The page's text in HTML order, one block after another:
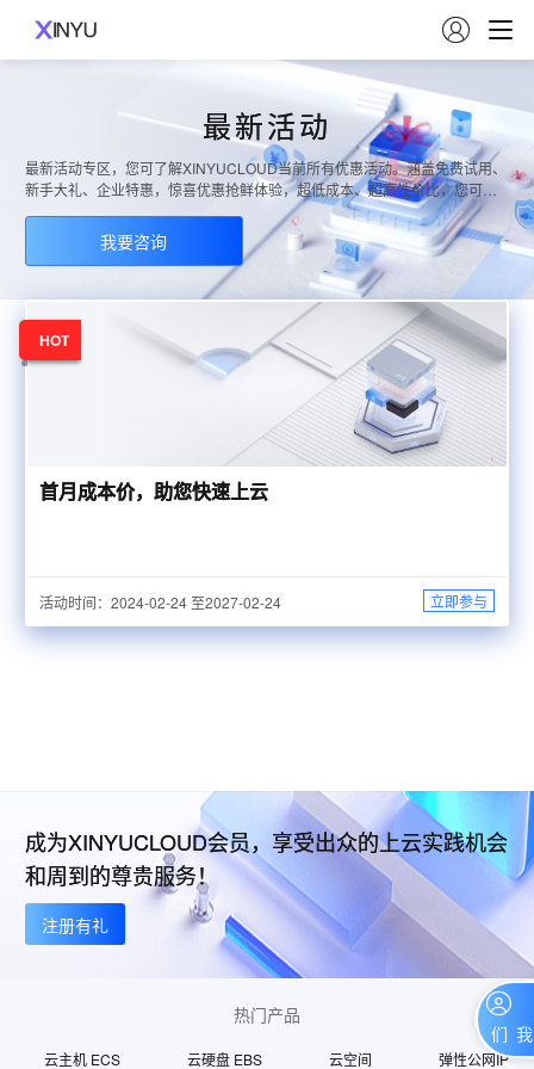

最新活动
最新活动专区，您可了解XINYUCLOUD当前所有优惠活动。涵盖免费试用、
新手大礼、企业特惠，惊喜优惠抢鲜体验，超低成本、超高性价比，您可通
我要咨询
HOT
首月成本价，助您快速上云
活动时间：2024-02-24 至2027-02-24 立即参与
成为XINYUCLOUD会员，享受出众的上云实践机会
和周到的尊贵服务！
注册有礼
热门产品
云主机 ECS 云硬盘 EBS 云空间 弹性公网IP
联系我们